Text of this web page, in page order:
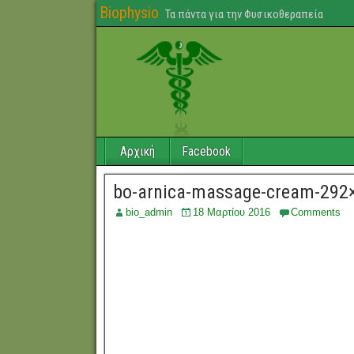
Biophysio Τα πάντα για την Φυσικοθεραπεία
Αρχική Facebook
bo-arnica-massage-cream-
bio_admin 18 Μαρτίου 2016 Comments